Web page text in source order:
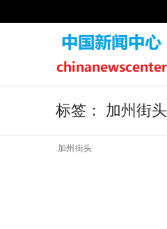
to
标签： 加州街头
加州街头